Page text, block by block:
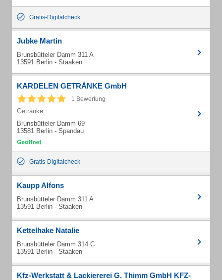
Gratis-Digitalcheck
Jubke Martin
Brunsbütteler Damm 311 A
13591 Berlin - Staaken
KARDELEN GETRÄNKE GmbH
1 Bewertung
Getränke
Brunsbütteler Damm 69
13581 Berlin - Spandau
Gratis-Digitalcheck
Kaupp Alfons
Brunsbütteler Damm 311 A
13591 Berlin - Staaken
Kettelhake Natalie
Brunsbütteler Damm 314 C
13591 Berlin - Staaken
Kfz-Werkstatt & Lackiererei G. Thimm GmbH KFZ-